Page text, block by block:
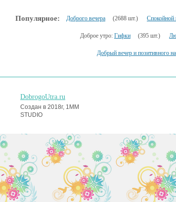
Популярное: Доброго вечера (2688 шт.) Спокойной
Доброе утро: Гифки (395 шт.)
Добрый вечер и позитивного
DobrogoUtra.ru
Создан в 2018г, 1MM
STUDIO